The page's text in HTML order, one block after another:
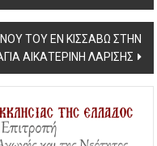
ΤΟΥ ΕΝ ΚΙΣΣΑΒΩ ΣΤΗΝ
ΑΙΚΑΤΕΡΙΝΗ ΛΑΡΙΣΗΣ